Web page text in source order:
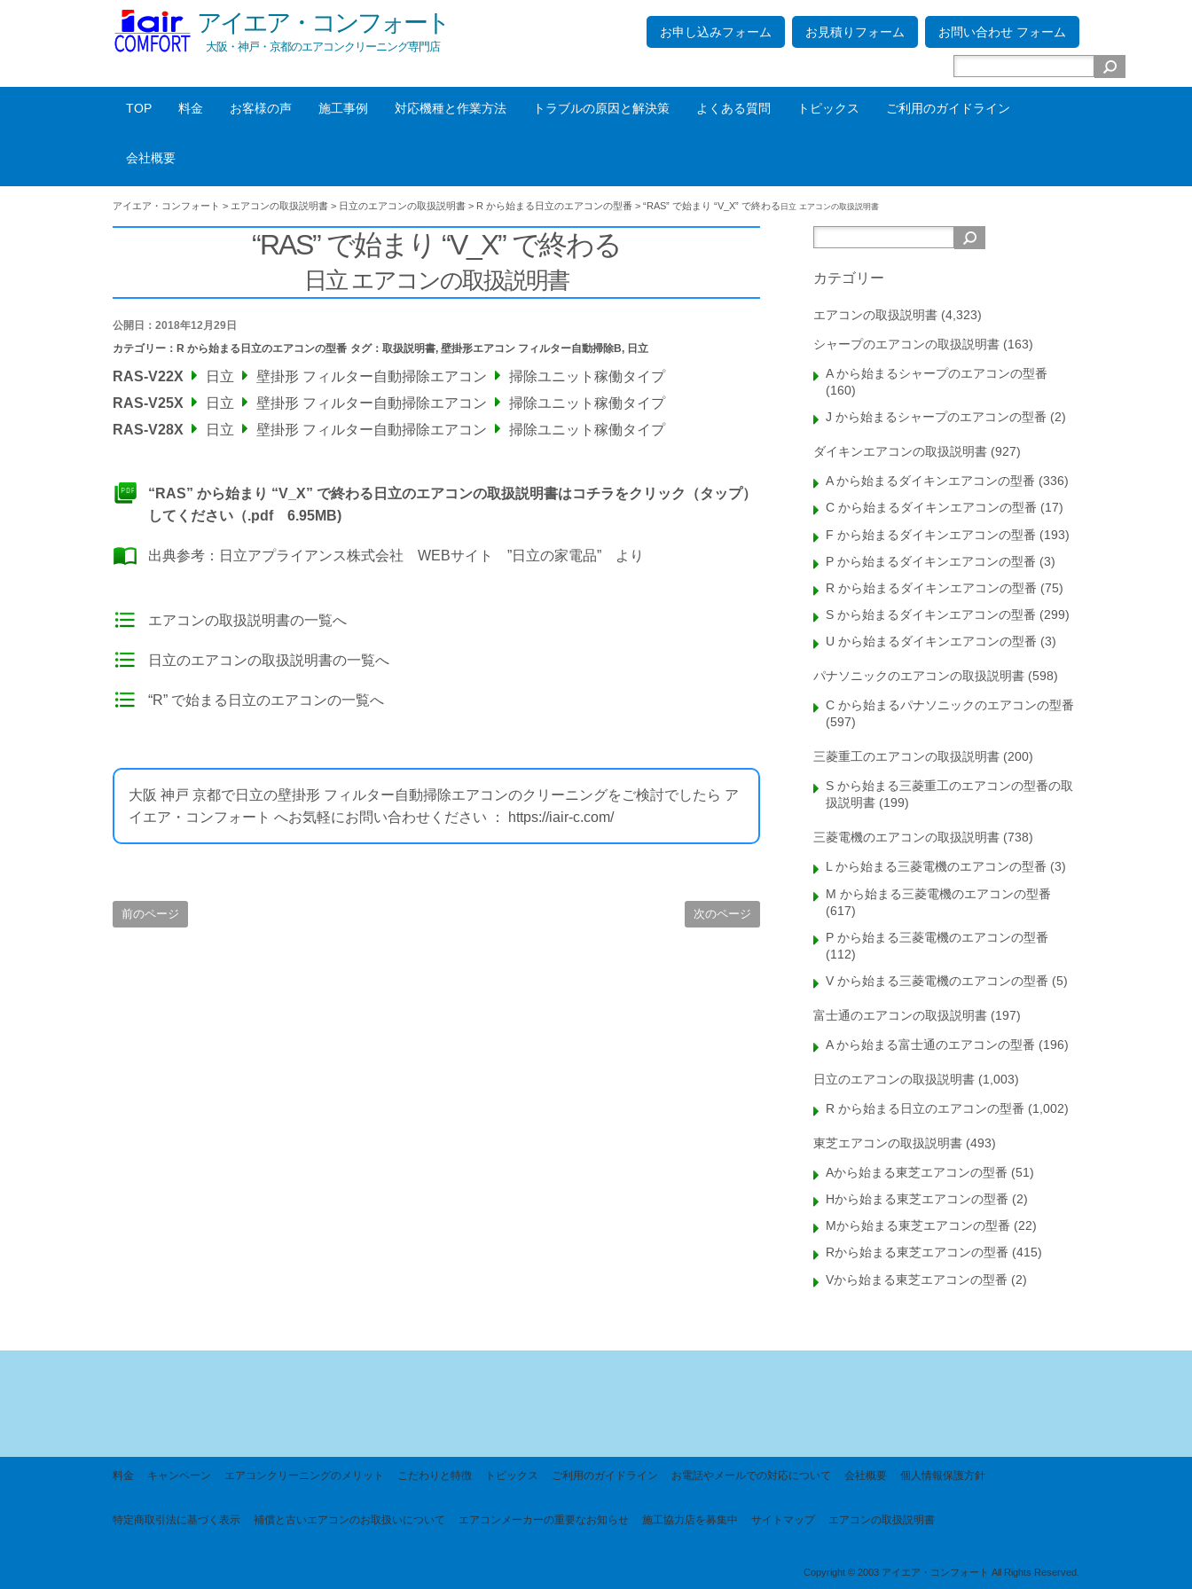
アイエア・コンフォート
大阪・神戸・京都のエアコンクリーニング専門店
お申し込みフォーム お見積りフォーム お問い合わせ フォーム
TOP 料金 お客様の声 施工事例 対応機種と作業方法 トラブルの原因と解決策 よくある質問 トピックス ご利用のガイドライン
会社概要
アイエア・コンフォート > エアコンの取扱説明書 > 日立のエアコンの取扱説明書 > R から始まる日立のエアコンの型番 > “RAS” で始まり “V_X” で終わる 日立 エアコンの取扱説明書
“RAS” で始まり “V_X” で終わる
日立 エアコンの取扱説明書
公開日：2018年12月29日
カテゴリー： R から始まる日立のエアコンの型番 タグ： 取扱説明書, 壁掛形エアコン フィルター自動掃除B, 日立
RAS-V22X 日立 壁掛形 フィルター自動掃除エアコン
掃除ユニット稼働タイプ
RAS-V25X
日立 壁掛形 フィルター自動掃除エアコン
掃除ユニット稼働タイプ
RAS-V28X
日立 壁掛形 フィルター自動掃除エアコン 掃除ユニット稼働タイプ
“RAS” から始まり “V_X” で終わる日立のエアコンの取扱説明書はコチラをクリック（タップ）
してください（.pdf 6.95MB)
出典参考： 日立アプライアンス株式会社 WEBサイト ”日立の家電品” より
エアコンの取扱説明書の一覧へ
日立のエアコンの取扱説明書の一覧へ
“R” で始まる日立のエアコンの一覧へ
大阪 神戸 京都で日立の壁掛形 フィルター自動掃除エアコンのクリーニングをご検討でしたら ア
イエア・コンフォート へお気軽にお問い合わせください ： https://iair-c.com/
前のページ 次のページ
カテゴリー
エアコンの取扱説明書 (4,323)
シャープのエアコンの取扱説明書 (163)
A から始まるシャープのエアコンの型番
(160)
J から始まるシャープのエアコンの型番 (2)
ダイキンエアコンの取扱説明書 (927)
A から始まるダイキンエアコンの型番 (336)
C から始まるダイキンエアコンの型番 (17)
F から始まるダイキンエアコンの型番 (193)
P から始まるダイキンエアコンの型番 (3)
R から始まるダイキンエアコンの型番 (75)
S から始まるダイキンエアコンの型番 (299)
U から始まるダイキンエアコンの型番 (3)
パナソニックのエアコンの取扱説明書 (598)
C から始まるパナソニックのエアコンの型番
(597)
三菱重工のエアコンの取扱説明書 (200)
S から始まる三菱重工のエアコンの型番の取
扱説明書 (199)
三菱電機のエアコンの取扱説明書 (738)
L から始まる三菱電機のエアコンの型番 (3)
M から始まる三菱電機のエアコンの型番
(617)
P から始まる三菱電機のエアコンの型番
(112)
V から始まる三菱電機のエアコンの型番 (5)
富士通のエアコンの取扱説明書 (197)
A から始まる富士通のエアコンの型番 (196)
日立のエアコンの取扱説明書 (1,003)
R から始まる日立のエアコンの型番 (1,002)
東芝エアコンの取扱説明書 (493)
Aから始まる東芝エアコンの型番 (51)
Hから始まる東芝エアコンの型番 (2)
Mから始まる東芝エアコンの型番 (22)
Rから始まる東芝エアコンの型番 (415)
Vから始まる東芝エアコンの型番 (2)
料金 キャンペーン エアコンクリーニングのメリット こだわりと特徴 トピックス ご利用のガイドライン お電話やメールでの対応について 会社概要 個人情報保護方針
特定商取引法に基づく 表示 補償と古いエアコンのお取扱いについて エアコンメーカーの重要なお知らせ 施工協力店を募集中 サイトマップ エアコンの取扱説明書
Copyright © 2003 アイエア・コンフォート All Rights Reserved.